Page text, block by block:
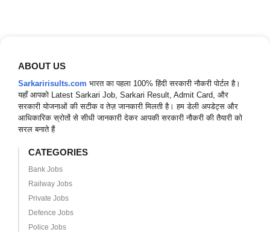
ABOUT US
Sarkaririsults.com भारत का पहला 100% हिंदी सरकारी नौकरी पोर्टल है।
यहाँ आपको Latest Sarkari Job, Sarkari Result, Admit Card, और
सरकारी योजनाओं की सटीक व तेज़ जानकारी मिलती है। हम डेली अपडेट्स और
आधिकारिक स्रोतों से सीधी जानकारी देकर आपकी सरकारी नौकरी की तैयारी को
सरल बनाते हैं
CATEGORIES
Bank Jobs
Railway Jobs
Private Jobs
Defence Jobs
Police Jobs